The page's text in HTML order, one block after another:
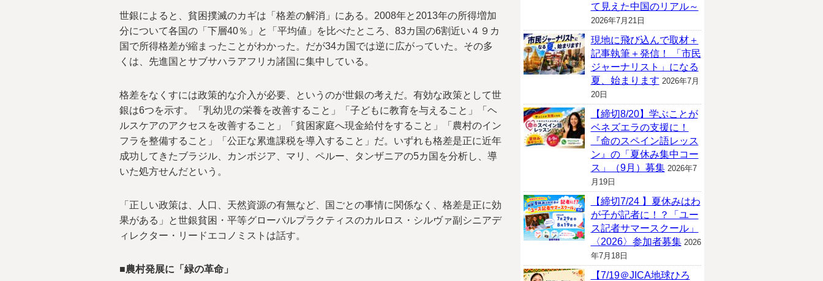
世銀によると、貧困撲滅のカギは「格差の解消」にある。2008年と2013年の所得増加
分について各国の「下層40％」と「平均値」を比べたところ、83カ国の6割近い４９カ
国で所得格差が縮まったことがわかった。だが34カ国では逆に広がっていた。その多
くは、先進国とサブサハラアフリカ諸国に集中している。
格差をなくすには政策的な介入が必要、というのが世銀の考えだ。有効な政策として世
銀は6つを示す。「乳幼児の栄養を改善すること」「子どもに教育を与えること」「ヘ
ルスケアのアクセスを改善すること」「貧困家庭へ現金給付をすること」「農村のイン
フラを整備すること」「公正な累進課税を導入すること」だ。いずれも格差是正に近年
成功してきたブラジル、カンボジア、マリ、ペルー、タンザニアの5カ国を分析し、導
いた処方せんだという。
「正しい政策は、人口、天然資源の有無など、国ごとの事情に関係なく、格差是正に効
果がある」と世銀貧困・平等グローバルプラクティスのカルロス・シルヴァ副シニアデ
ィレクター・リードエコノミストは話す。
■農村発展に「緑の革命」
て見えた中国のリアル～
2026年7月21日
現地に飛び込んで取材＋
記事執筆＋発信！ 「市民
ジャーナリスト」になる
夏、始まります 2026年7月
20日
【締切8/20】学ぶことが
ベネズエラの支援に！
『命のスペイン語レッス
ン』の「夏休み集中コー
ス」（9月）募集 2026年7
月19日
【締切7/24 】夏休みはわ
が子が記者に！？「ユー
ス記者サマースクール」
〈2026〉参加者募集 2026
年7月18日
【7/19＠JICA地球ひろ